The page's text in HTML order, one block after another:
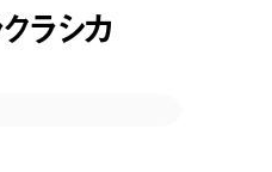
ラシカ